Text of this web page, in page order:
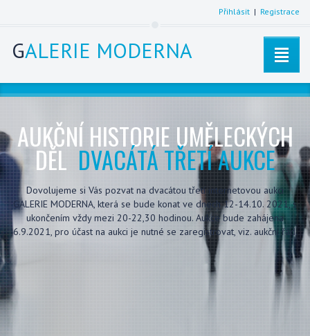
Přihlásit | Registrace
GALERIE MODERNA
AUKČNÍ HISTORIE UMĚLECKÝCH
DĚL DVACÁTÁ TŘETÍ AUKCE
Dovolujeme si Vás pozvat na dvacátou třetí internetovou aukci
GALERIE MODERNA, která se bude konat ve dnech 12-14.10. 2021, s
ukončením vždy mezi 20-22,30 hodinou. Aukce bude zahájena
6.9.2021, pro účast na aukci je nutné se zaregistrovat, viz. aukční řád.